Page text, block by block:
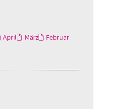
April März
Februar